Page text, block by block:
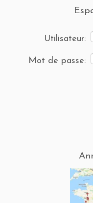
Utilisateur:
Mot de passe: